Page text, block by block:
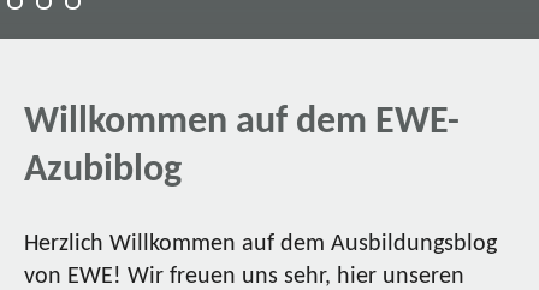
Willkommen auf dem EWE-
Azubiblog
Herzlich Willkommen auf dem Ausbildungsblog
von EWE! Wir freuen uns sehr, hier unseren